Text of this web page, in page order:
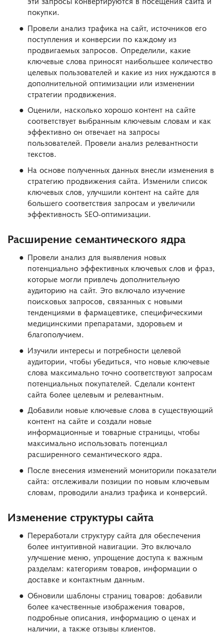
покупки.
Провели анализ трафика на сайт, источников его
поступления и конверсии по каждому из
продвигаемых запросов. Определили, какие
ключевые слова приносят наибольшее количество
целевых пользователей и какие из них нуждаются в
дополнительной оптимизации или изменении
стратегии продвижения.
Оценили, насколько хорошо контент на сайте
соответствует выбранным ключевым словам и как
эффективно он отвечает на запросы
пользователей. Провели анализ релевантности
текстов.
На основе полученных данных внесли изменения в
стратегию продвижения сайта. Изменили список
ключевых слов, улучшили контент на сайте для
большего соответствия запросам и увеличили
эффективность SEO-оптимизации.
Расширение семантического ядра
Провели анализ для выявления новых
потенциально эффективных ключевых слов и фраз,
которые могли привлечь дополнительную
аудиторию на сайт. Это включало изучение
поисковых запросов, связанных с новыми
тенденциями в фармацевтике, специфическими
медицинскими препаратами, здоровьем и
благополучием.
Изучили интересы и потребности целевой
аудитории, чтобы убедиться, что новые ключевые
слова максимально точно соответствуют запросам
потенциальных покупателей. Сделали контент
сайта более целевым и релевантным.
Добавили новые ключевые слова в существующий
контент на сайте и создали новые
информационные и товарные страницы, чтобы
максимально использовать потенциал
расширенного семантического ядра.
После внесения изменений мониторили показатели
сайта: отслеживали позиции по новым ключевым
словам, проводили анализ трафика и конверсий.
Изменение структуры сайта
Переработали структуру сайта для обеспечения
более интуитивной навигации. Это включало
улучшение меню, упрощение доступа к важным
разделам: категориям товаров, информации о
доставке и контактным данным.
Обновили шаблоны страниц товаров: добавили
более качественные изображения товаров,
подробные описания, информацию о ценах и
наличии, а также отзывы клиентов.